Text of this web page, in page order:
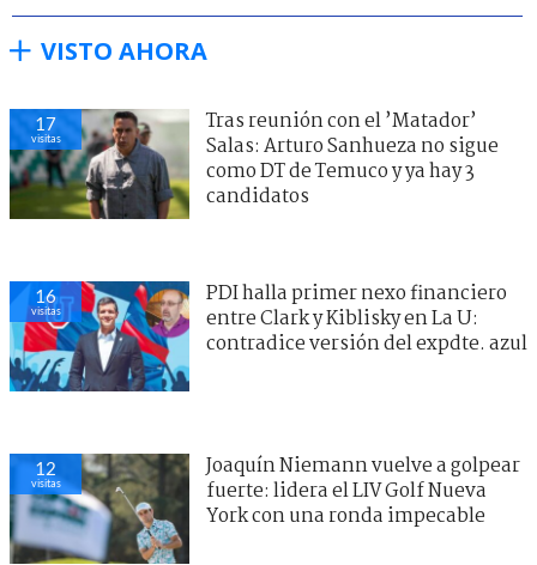
VISTO AHORA
17
visitas
Tras reunión con el ’Matador’
Salas: Arturo Sanhueza no sigue
como DT de Temuco y ya hay 3
candidatos
16
visitas
PDI halla primer nexo financiero
entre Clark y Kiblisky en La U:
contradice versión del expdte. azul
12
visitas
Joaquín Niemann vuelve a golpear
fuerte: lidera el LIV Golf Nueva
York con una ronda impecable